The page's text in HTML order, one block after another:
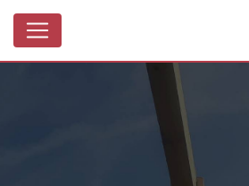
Panneau de gestion des cookies